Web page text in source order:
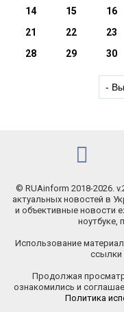
14
15 16
21
22 23
28
29 30
© RUAinform 2018-2026.
актуальных новостей в
и объективные новости
ноутбуке,
Использование
ссылки
Продолжая
ознакомились и
Политика